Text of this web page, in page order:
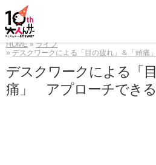
HOME
ライフ
デスクワークによる「目の疲れ」＆「頭痛
デスクワークによる「
痛」 アプローチできる